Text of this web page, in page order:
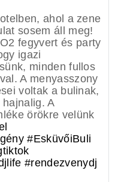
ahol a zene
sosem áll meg!
fegyvert és party
igazi
minden fullos
A menyasszony
voltak a bulinak,
A
örökre velünk
#EsküvőiBuli
#rendezvenydj